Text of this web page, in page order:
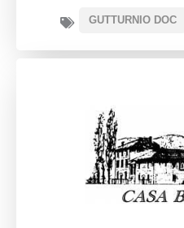
GUTTURNIO DOC